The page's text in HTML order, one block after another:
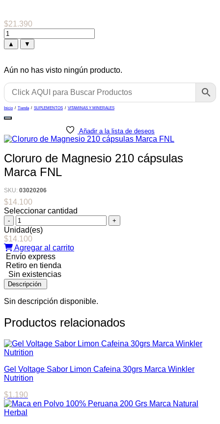
$21.390
▲ ▼
Aún no has visto ningún producto.
Inicio / Tienda / SUPLEMENTOS / VITAMINAS Y MINERALES
Añadir a la lista de deseos
Cloruro de Magnesio 210 cápsulas
Marca FNL
SKU: 03020206
$14.100
Seleccionar cantidad
Cloruro
de
Magnesio
210
cápsulas
Marca
FNL
cantidad
Unidad(es)
$14.100
Agregar al carrito
Envío express
Retiro en tienda
Sin existencias
Descripción
Sin descripción disponible.
Productos relacionados
Gel Voltage Sabor Limon Cafeina 30grs Marca Winkler
Nutrition
$1.190